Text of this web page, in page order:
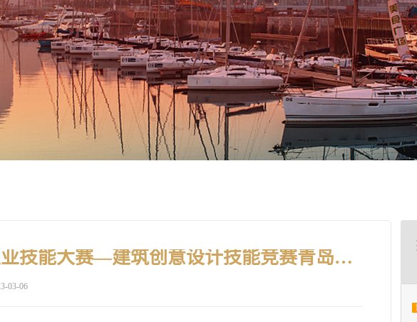
关于山东省“技能兴鲁”职业技能大赛—建筑创意设计技能竞赛青岛市选拔赛竞赛结果的公示
03-06